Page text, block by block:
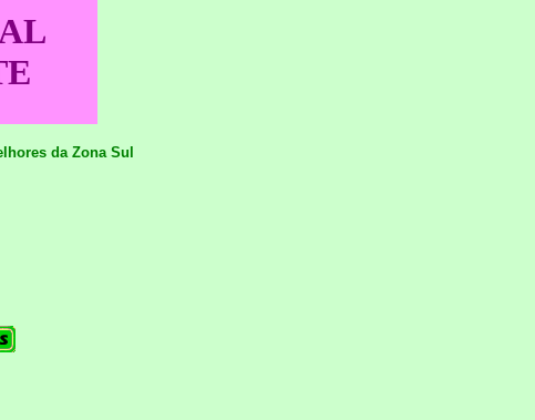
da Zona Sul